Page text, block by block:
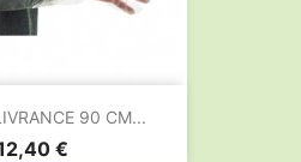
90 CM...
€